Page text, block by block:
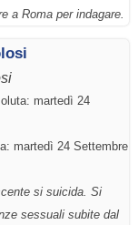
a Roma per indagare.
martedì 24
martedì 24 Settembre
si suicida. Si
sessuali subite dal